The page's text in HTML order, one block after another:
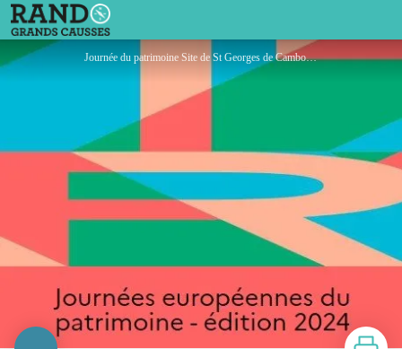
Journée du patrimoine Site de St Georges de Camboulas
Journée du patrimoine Site de St Georges de Camboulas - OFFICE DE TOURISME DE PARELOUP LEVEZOU
Imprimer